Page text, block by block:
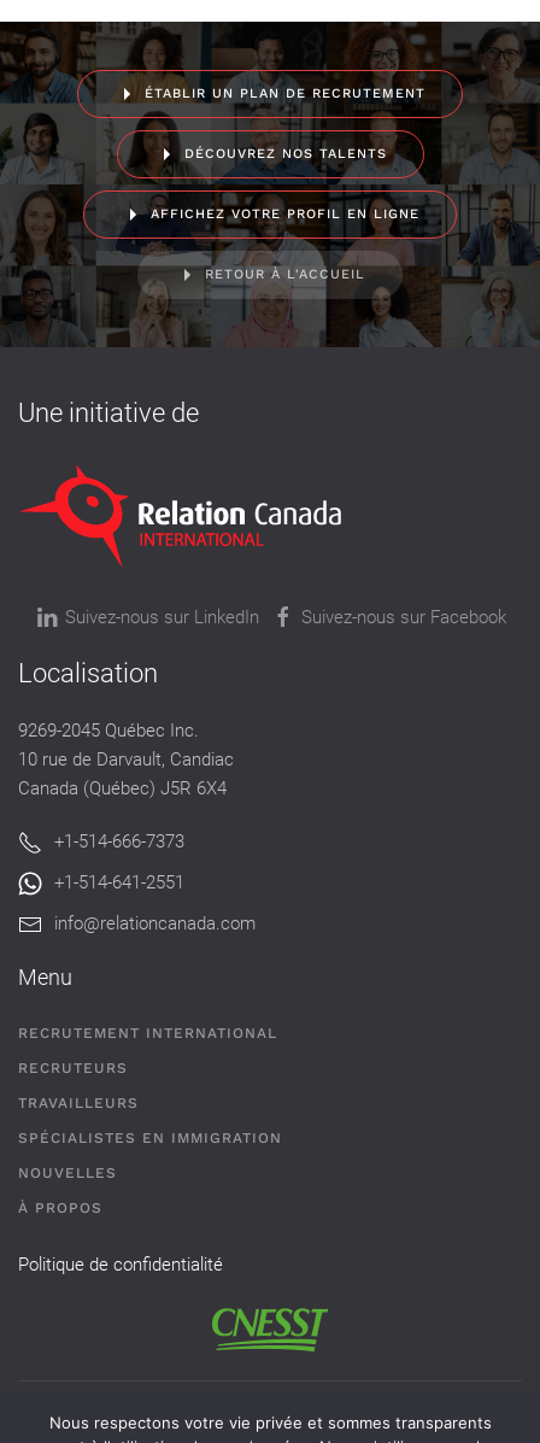
ÉTABLIR UN PLAN DE RECRUTEMENT
DÉCOUVREZ NOS TALENTS
AFFICHEZ VOTRE PROFIL EN LIGNE
RETOUR À L'ACCUEIL
Une initiative de
Suivez-nous sur LinkedIn Suivez-nous sur Facebook
Localisation
9269-2045 Québec Inc.
10 rue de Darvault, Candiac
Canada (Québec) J5R 6X4
+1-514-666-7373
+1-514-641-2551
info@relationcanada.com
Menu
RECRUTEMENT INTERNATIONAL
RECRUTEURS
TRAVAILLEURS
SPÉCIALISTES EN IMMIGRATION
NOUVELLES
À PROPOS
Politique de confidentialité
Permis de recrutement # AR-2101593 - Une agence de
Nous respectons votre vie privée et sommes transparents